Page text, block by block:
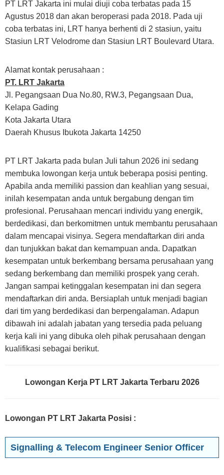
PT LRT Jakarta ini mulai diuji coba terbatas pada 15
Agustus 2018 dan akan beroperasi pada 2018. Pada uji
coba terbatas ini, LRT hanya berhenti di 2 stasiun, yaitu
Stasiun LRT Velodrome dan Stasiun LRT Boulevard Utara.
Alamat kontak perusahaan :
PT. LRT Jakarta
Jl. Pegangsaan Dua No.80, RW.3, Pegangsaan Dua,
Kelapa Gading
Kota Jakarta Utara
Daerah Khusus Ibukota Jakarta 14250
PT LRT Jakarta pada bulan Juli tahun 2026 ini sedang
membuka lowongan kerja untuk beberapa posisi penting.
Apabila anda memiliki passion dan keahlian yang sesuai,
inilah kesempatan anda untuk bergabung dengan tim
profesional. Perusahaan mencari individu yang energik,
berdedikasi, dan berkomitmen untuk membantu perusahaan
dalam mencapai visinya. Segera mendaftarkan diri anda
dan tunjukkan bakat dan kemampuan anda. Dapatkan
kesempatan untuk berkembang bersama perusahaan yang
sedang berkembang dan memiliki prospek yang cerah.
Jangan sampai ketinggalan kesempatan ini dan segera
mendaftarkan diri anda. Bersiaplah untuk menjadi bagian
dari tim yang berdedikasi dan berpengalaman. Adapun
dibawah ini adalah jabatan yang tersedia pada peluang
kerja kali ini yang dibuka oleh pihak perusahaan dengan
kualifikasi sebagai berikut.
Lowongan Kerja PT LRT Jakarta Terbaru 2026
Lowongan PT LRT Jakarta Posisi :
Signalling & Telecom Engineer Senior Officer